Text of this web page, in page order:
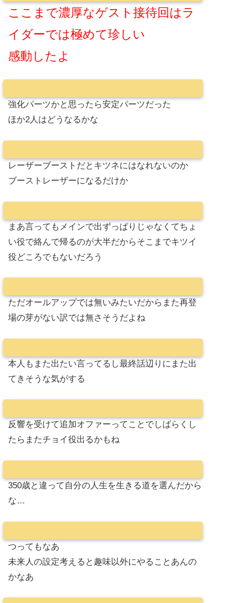
ここまで濃厚なゲスト接待回はラ
イダーでは極めて珍しい
感動したよ
強化パーツかと思ったら安定パーツだった
ほか2人はどうなるかな
レーザーブーストだとキツネにはなれないのか
ブーストレーザーになるだけか
まあ言ってもメインで出ずっぱりじゃなくてちょ
い役で絡んで帰るのが大半だからそこまでキツイ
役どころでもないだろう
ただオールアップでは無いみたいだからまた再登
場の芽がない訳では無さそうだよね
本人もまた出たい言ってるし最終話辺りにまた出
てきそうな気がする
反響を受けて追加オファーってことでしばらくし
たらまたチョイ役出るかもね
350歳と違って自分の人生を生きる道を選んだから
な…
つってもなあ
未来人の設定考えると趣味以外にやることあんの
かなあ